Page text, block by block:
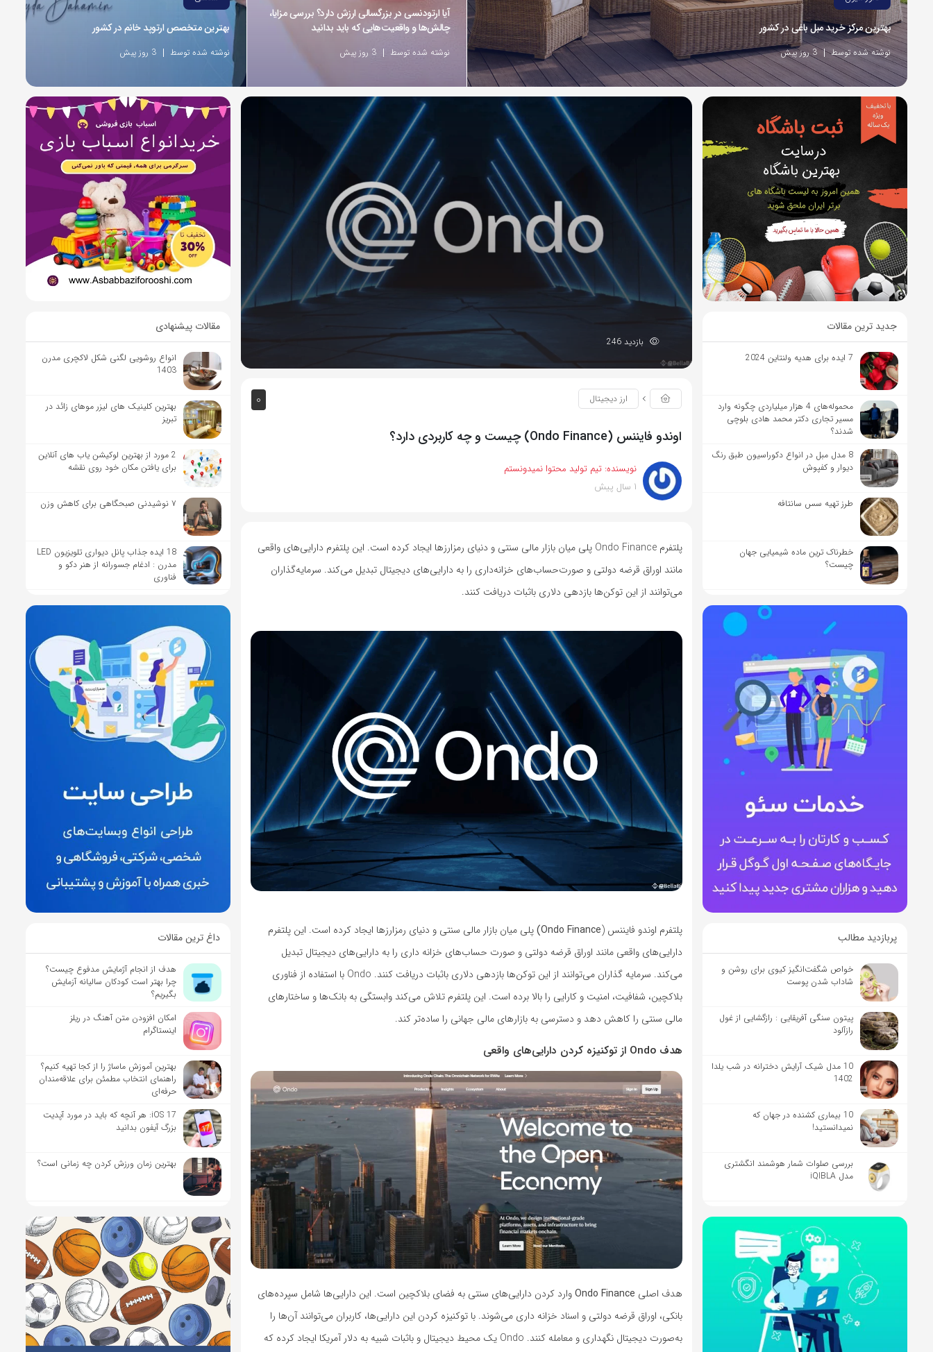
بهترین مرکز خرید مبل باغی در کشور
نوشته شده توسط 3 روز پیش
آیا ارتودنسی در بزرگسالی ارزش دارد؟ بررسی مزایا،
چالش‌ها و واقعیت‌هایی که باید بدانید
نوشته شده توسط 3 روز پیش
بهترین متخصص ارتوپد خانم در کشور
نوشته شده توسط 3 روز پیش
جدید ترین مقالات
7 ایده برای هدیه ولنتاین 2024
محموله‌های 4 هزار میلیاردی چگونه وارد
مسیر تجاری دکتر محمد هادی بلوچی
شدند؟
8 مدل مبل در انواع دکوراسیون طبق رنگ
دیوار و کفپوش
طرز تهیه سس سانتافه
خطرناک ترین ماده شیمیایی جهان
چیست؟
پربازدید مطالب
خواص شگفت‌انگیز کیوی برای روشن و
شاداب شدن پوست
پیتون سنگی آفریقایی : رازگشایی از غول
رازآلود
10 مدل شیک آرایش دخترانه در شب یلدا
1402
10 بیماری کشنده در جهان که
نمیدانستید!
بررسی صلوات شمار هوشمند انگشتری
مدل iQIBLA
بازدید 246
0 ارز دیجیتال
اوندو فایننس (Ondo Finance) چیست و چه کاربردی دارد؟
نویسنده: تیم تولید محتوا نمیدونستم
1 سال پیش
پلتفرم Ondo Finance پلی میان بازار مالی سنتی و دنیای رمزارزها ایجاد کرده است. این پلتفرم دارایی‌های واقعی
مانند اوراق قرضه دولتی و صورت‌حساب‌های خزانه‌داری را به دارایی‌های دیجیتال تبدیل می‌کند. سرمایه‌گذاران
می‌توانند از این توکن‌ها بازدهی دلاری باثبات دریافت کنند.
پلتفرم اوندو فایننس (Ondo Finance) پلی میان بازار مالی سنتی و دنیای رمزارزها ایجاد کرده است. این پلتفرم
دارایی‌های واقعی مانند اوراق قرضه دولتی و صورت‌ حساب‌های خزانه‌ داری را به دارایی‌های دیجیتال تبدیل
می‌کند. سرمایه‌ گذاران می‌توانند از این توکن‌ها بازدهی دلاری باثبات دریافت کنند. Ondo با استفاده از فناوری
بلاکچین، شفافیت، امنیت و کارایی را بالا برده است. این پلتفرم تلاش می‌کند وابستگی به بانک‌ها و ساختارهای
مالی سنتی را کاهش دهد و دسترسی به بازارهای مالی جهانی را ساده‌تر کند.
هدف Ondo از توکنیزه کردن دارایی‌های واقعی
هدف اصلی Ondo Financeوارد کردن دارایی‌های سنتی به فضای بلاکچین است. این دارایی‌ها شامل سپرده‌های
بانکی، اوراق قرضه دولتی و اسناد خزانه‌ داری می‌شوند. با توکنیزه کردن این دارایی‌ها، کاربران می‌توانند آن‌ها را
به‌صورت دیجیتال نگهداری و معامله کنند. Ondo یک محیط دیجیتال و باثبات شبیه به دلار آمریکا ایجاد کرده که
مقالات پیشنهادی
انواع روشویی لگنی شکل لاکچری مدرن
1403
بهترین کلینیک های لیزر موهای زائد در
تبریز
2 مورد از بهترین لوکیشن یاب های آنلاین
برای یافتن مکان خود روی نقشه
۷ نوشیدنی صبحگاهی برای کاهش وزن
18 ایده جذاب پانل دیواری تلویزیون LED
مدرن : ادغام جسورانه از هنر دکو و
فناوری
داغ ترین مقالات
هدف از انجام آژمایش مدفوع چیست؟
چرا بهتر است کودکان سالیانه آزمایش
بگیریم؟
امکان افزودن متن آهنگ در ریلز
اینستاگرام
بهترین آموزش ماساژ را از کجا تهیه کنیم؟
راهنمای انتخاب مطمئن برای علاقه‌مندان
حرفه‌ای
iOS 17: هر آنچه که باید در مورد آپدیت
بزرگ آیفون بدانید
بهترین زمان ورزش کردن چه زمانی است؟